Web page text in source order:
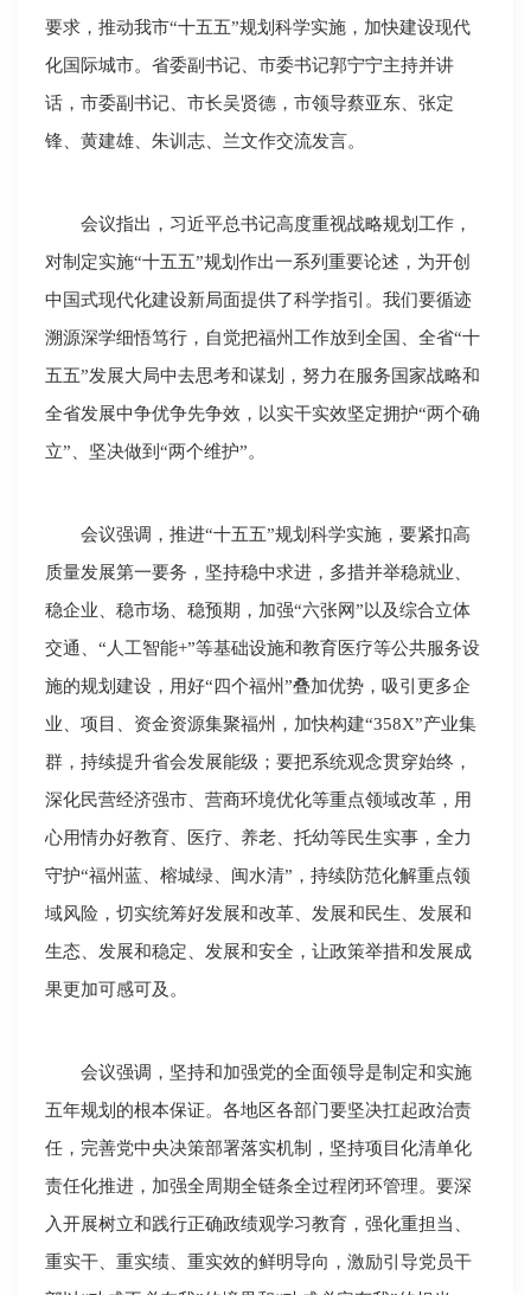
要求，推动我市“十五五”规划科学实施，加快建设现代
化国际城市。省委副书记、市委书记郭宁宁主持并讲
话，市委副书记、市长吴贤德，市领导蔡亚东、张定
锋、黄建雄、朱训志、兰文作交流发言。
会议指出，习近平总书记高度重视战略规划工作，
对制定实施“十五五”规划作出一系列重要论述，为开创
中国式现代化建设新局面提供了科学指引。我们要循迹
溯源深学细悟笃行，自觉把福州工作放到全国、全省“十
五五”发展大局中去思考和谋划，努力在服务国家战略和
全省发展中争优争先争效，以实干实效坚定拥护“两个确
立”、坚决做到“两个维护”。
会议强调，推进“十五五”规划科学实施，要紧扣高
质量发展第一要务，坚持稳中求进，多措并举稳就业、
稳企业、稳市场、稳预期，加强“六张网”以及综合立体
交通、“人工智能+”等基础设施和教育医疗等公共服务设
施的规划建设，用好“四个福州”叠加优势，吸引更多企
业、项目、资金资源集聚福州，加快构建“358X”产业集
群，持续提升省会发展能级；要把系统观念贯穿始终，
深化民营经济强市、营商环境优化等重点领域改革，用
心用情办好教育、医疗、养老、托幼等民生实事，全力
守护“福州蓝、榕城绿、闽水清”，持续防范化解重点领
域风险，切实统筹好发展和改革、发展和民生、发展和
生态、发展和稳定、发展和安全，让政策举措和发展成
果更加可感可及。
会议强调，坚持和加强党的全面领导是制定和实施
五年规划的根本保证。各地区各部门要坚决扛起政治责
任，完善党中央决策部署落实机制，坚持项目化清单化
责任化推进，加强全周期全链条全过程闭环管理。要深
入开展树立和践行正确政绩观学习教育，强化重担当、
重实干、重实绩、重实效的鲜明导向，激励引导党员干